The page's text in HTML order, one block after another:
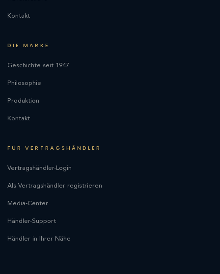
Kontakt
DIE MARKE
Geschichte seit 1947
Philosophie
Produktion
Kontakt
FÜR VERTRAGSHÄNDLER
Vertragshändler-Login
Als Vertragshändler registrieren
Media-Center
Händler-Support
Händler in Ihrer Nähe